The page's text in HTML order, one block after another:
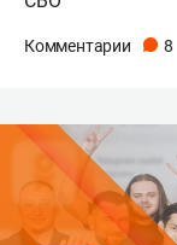
Комментарии 8